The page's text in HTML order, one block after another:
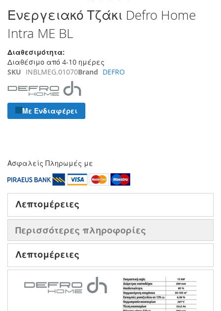
Μετάβαση
στην
αρχή
της
συλλογής
εικόνων
Ενεργειακό Τζάκι Defro Home
Intra ME BL
Διαθεσιμότητα:
Διαθέσιμο από 4-10 ημέρες
SKU INBLMEG.01070Brand DEFRO
Με Ενδιαφέρει
Ασφαλείς Πληρωμές με
Λεπτομέρειες
Περισσότερες πληροφορίες
Λεπτομέρειες